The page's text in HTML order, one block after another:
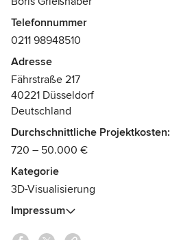
Termintreue und eine komplett
zeichnen die Zusammenarbeit mit
Telefonnummer
0211 98948510
Adresse
Fährstraße 217
40221 Düsseldorf
Deutschland
Durchschnittliche Projektkosten:
720 – 50.000 €
Kategorie
3D-Visualisierung
Impressum